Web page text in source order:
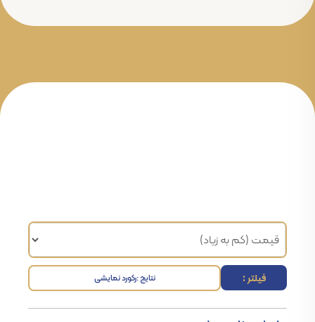
فیلتر : نتایج :رکورد نمایشی